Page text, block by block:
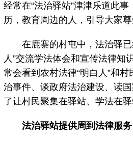
经常在“法治驿站”津津乐道此
历，教育周边的人，引导大家尊
在鹿寨的村屯中，法治驿已
人”交流学法体会和宣传法律知
常会看到农村法律“明白人”和
治事件、谈政府法治建设、读
了让村民聚集在驿站、学法在驿
法治驿站提供周到法律服务